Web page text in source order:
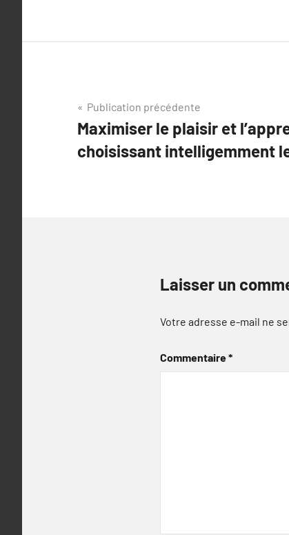
Navigation
de
l’article
Publication précédente
Maximiser le plaisir et
choisissant intelligemment
Laisser un
Votre adresse e-mail ne
Commentaire*